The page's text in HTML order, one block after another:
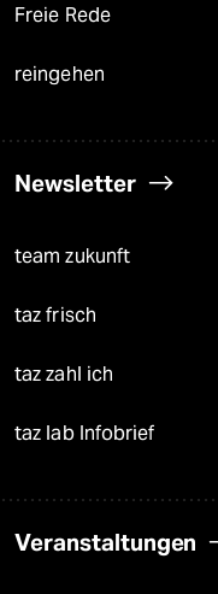
Freie Rede
reingehen
Newsletter
team zukunft
taz frisch
taz zahl ich
taz lab Infobrief
Veranstaltungen